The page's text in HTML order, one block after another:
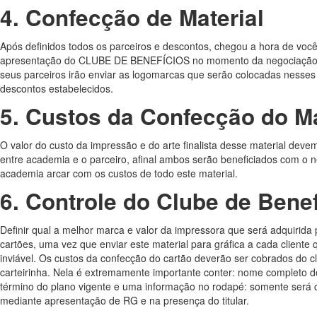
4. Confecção de Material
Após definidos todos os parceiros e descontos, chegou a hora de
apresentação do CLUBE DE BENEFÍCIOS no momento da
seus parceiros irão enviar as logomarcas que serão colocadas
descontos estabelecidos.
5. Custos da Confecção do
O valor do custo da impressão e do arte finalista desse material
entre academia e o parceiro, afinal ambos serão beneficiados com o
academia arcar com os custos de todo este material.
6. Controle do Clube de
Definir qual a melhor marca e valor da impressora que será adquirida
cartões, uma vez que enviar este material para gráfica a cada cliente
inviável. Os custos da confecção do cartão deverão ser cobrados do
carteirinha. Nela é extremamente importante conter: nome completo
término do plano vigente e uma informação no rodapé: somente será
mediante apresentação de RG e na presença do titular.